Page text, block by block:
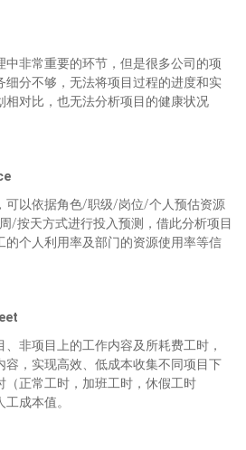
中非常重要的环节，但是很多公司的项
细分不够，无法将项目过程的进度和实
相对比，也无法分析项目的健康状况
可以依据角色/职级/岗位/个人预估资源
/按天方式进行投入预测，借此分析项目
的个人利用率及部门的资源使用率等信
非项目上的工作内容及所耗费工时，
容，实现高效、低成本收集不同项目下
（正常工时，加班工时，休假工时
成本值。